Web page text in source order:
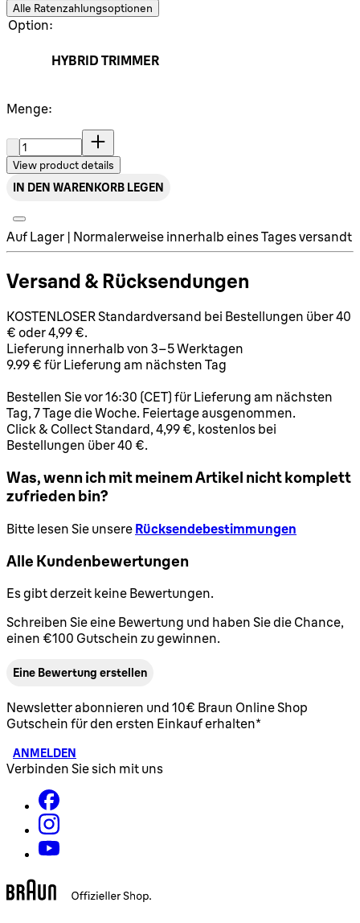
Alle Ratenzahlungsoptionen
Option:
HYBRID TRIMMER
Menge:
Menge:
View product details
IN DEN WARENKORB LEGEN
Auf Lager | Normalerweise innerhalb eines Tages versandt
Versand & Rücksendungen
KOSTENLOSER Standardversand bei Bestellungen über 40
€ oder 4,99 €.
Lieferung innerhalb von 3–5 Werktagen
9.99 € für Lieferung am nächsten Tag
Bestellen Sie vor 16:30 (CET) für Lieferung am nächsten
Tag, 7 Tage die Woche. Feiertage ausgenommen.
Click & Collect Standard, 4,99 €, kostenlos bei
Bestellungen über 40 €.
Was, wenn ich mit meinem Artikel nicht komplett
zufrieden bin?
Bitte lesen Sie unsere Rücksendebestimmungen
Alle Kundenbewertungen
Es gibt derzeit keine Bewertungen.
Schreiben Sie eine Bewertung und haben Sie die Chance,
einen €100 Gutschein zu gewinnen.
Eine Bewertung erstellen
Newsletter abonnieren und 10€ Braun Online Shop
Gutschein für den ersten Einkauf erhalten*
ANMELDEN
Verbinden Sie sich mit uns